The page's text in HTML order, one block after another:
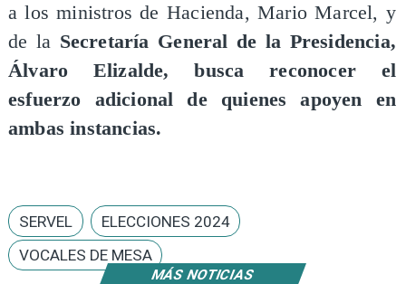
MÁS NOTICIAS
a los ministros de Hacienda, Mario Marcel, y
de la Secretaría General de la Presidencia,
Álvaro Elizalde, busca reconocer el
esfuerzo adicional de quienes apoyen en
ambas instancias.
SERVEL
ELECCIONES 2024
VOCALES DE MESA